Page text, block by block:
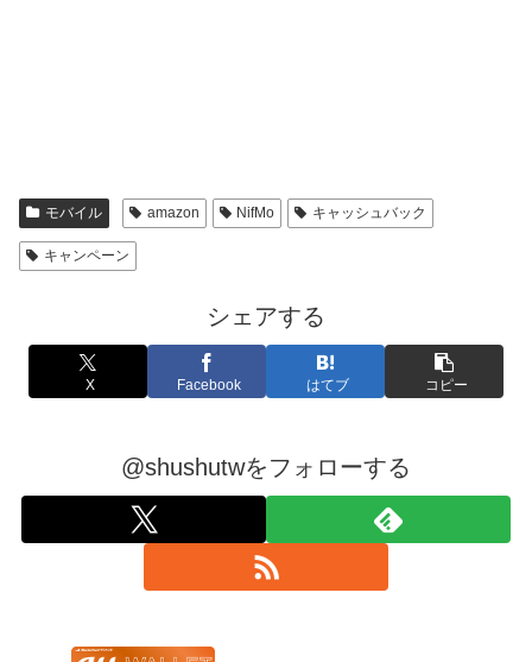
モバイル amazon NifMo キャッシュバック
キャンペーン
シェアする
X Facebook はてブ コピー
@shushutwをフォローする